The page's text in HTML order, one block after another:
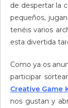
de despertar la
pequeños,
tenéis varios
esta divertida
Como ya os
participar
Creative Game
nos gustan y